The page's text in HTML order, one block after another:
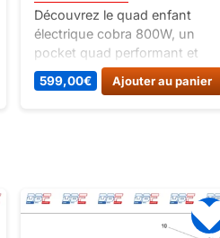
Découvrez le quad enfant
électrique cobra 800W, un
pocket quad performant et
sécurisé pour les enfants de 3
à 6 ans. Livré avec chargeur,
599,00€ Ajouter au panier